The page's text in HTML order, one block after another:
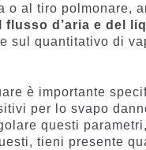
o al tiro polmonare,
flusso d’aria e del
sul quantitativo di
è importante
per lo svapo
questi
tieni presente